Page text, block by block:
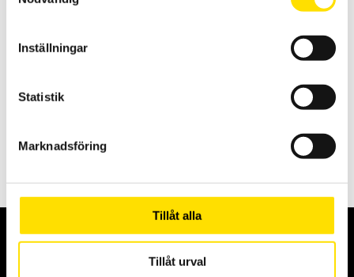
Inställningar
Statistik
Marknadsföring
Tillåt alla
Tillåt urval
CA 40 detekterar lågfrekventa magnetiska fält upp till 300 Hz i en
7,945.00